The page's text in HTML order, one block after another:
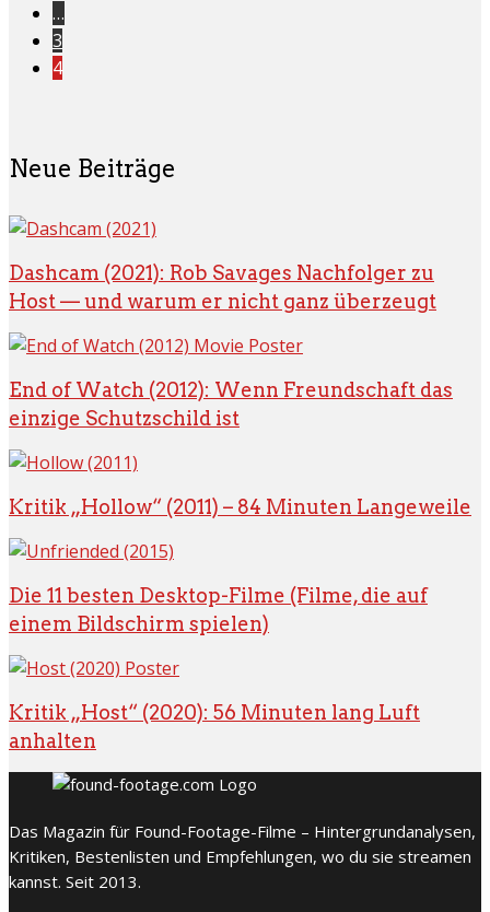
…
3
4
Neue Beiträge
Dashcam (2021): Rob Savages Nachfolger zu
Host — und warum er nicht ganz überzeugt
End of Watch (2012): Wenn Freundschaft das
einzige Schutzschild ist
Kritik „Hollow“ (2011) – 84 Minuten Langeweile
Die 11 besten Desktop-Filme (Filme, die auf
einem Bildschirm spielen)
Kritik „Host“ (2020): 56 Minuten lang Luft
anhalten
Das Magazin für Found-Footage-Filme – Hintergrundanalysen,
Kritiken, Bestenlisten und Empfehlungen, wo du sie streamen
kannst. Seit 2013.